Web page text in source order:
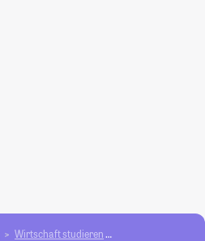
Wirtschaft studieren